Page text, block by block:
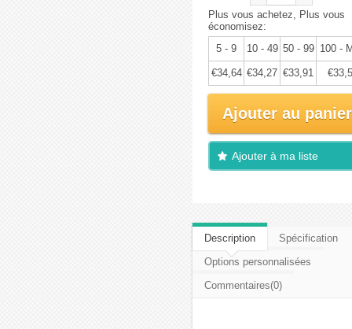
Plus vous achetez, Plus vous
économisez:
5 - 9
10 - 49 50 - 99 100 -
€34,64 €34,27 €33,91
Ajouter au panier
Ajouter à ma liste
Description
Spécification
Options personnalisées
Commentaires(0)